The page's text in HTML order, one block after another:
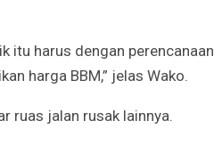
itu harus dengan perencanaan
harga BBM,” jelas Wako.
ruas jalan rusak lainnya.